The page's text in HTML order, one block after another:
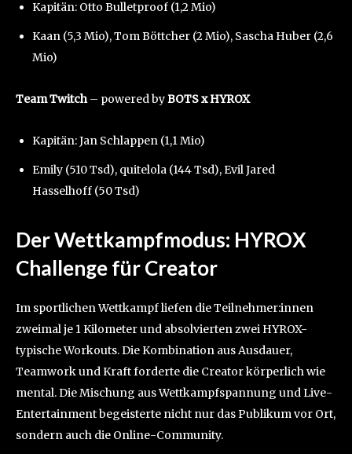
Kapitän: Otto Bulletproof (1,2 Mio)
Kaan (5,3 Mio), Tom Böttcher (2 Mio), Sascha Huber (2,6
Mio)
Team Twitch– powered byBOTS x HYROX
Kapitän: Jan Schlappen (1,1 Mio)
Emily (510 Tsd), quitelola (144 Tsd), Evil Jared
Hasselhoff (50 Tsd)
Der Wettkampfmodus: HYROX
Challenge für Creator
Im sportlichen Wettkampf liefen die Teilnehmer:innen
zweimal je 1 Kilometer und absolvierten zwei HYROX-
typische Workouts. Die Kombination aus Ausdauer,
Teamwork und Kraft forderte die Creator körperlich wie
mental. Die Mischung aus Wettkampfspannung und Live-
Entertainment begeisterte nicht nur das Publikum vor Ort,
sondern auch die Online-Community.